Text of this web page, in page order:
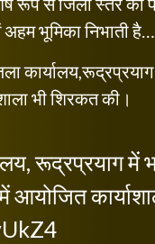
भूमिका निभाती है…
भी शिरकत की।
रूद्रप्रयाग में
आयोजित